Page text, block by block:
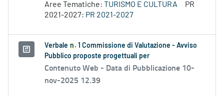
Aree Tematiche: TURISMO E CULTURA
PR
2021-2027: PR 2021-2027
Verbale n . 1 Commissione di Valutazione - Avviso
Pubblico proposte progettuali per
Contenuto Web - Data di Pubblicazione 10-
nov-2025 12.39